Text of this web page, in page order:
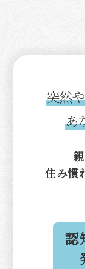
突然
あ
住み慣
認